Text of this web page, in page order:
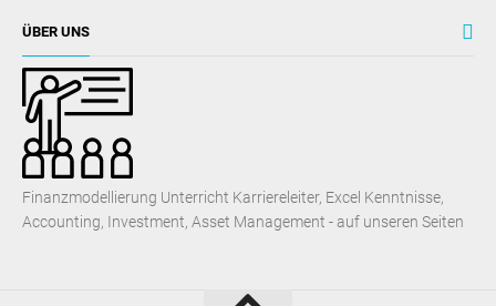
ÜBER UNS
Finanzmodellierung Unterricht Karriereleiter, Excel Kenntnisse,
Accounting, Investment, Asset Management - auf unseren Seiten